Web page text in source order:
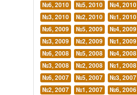
№6, 2010
№5, 2010
№4, 2010
№3, 2010
№2, 2010
№1, 2010
№6, 2009
№5, 2009
№4, 2009
№3, 2009
№2, 2009
№1, 2009
№6, 2008
№5, 2008
№4, 2008
№3, 2008
№2, 2008
№1, 2008
№6, 2007
№5, 2007
№3, 2007
№2, 2007
№1, 2007 №6, 2006